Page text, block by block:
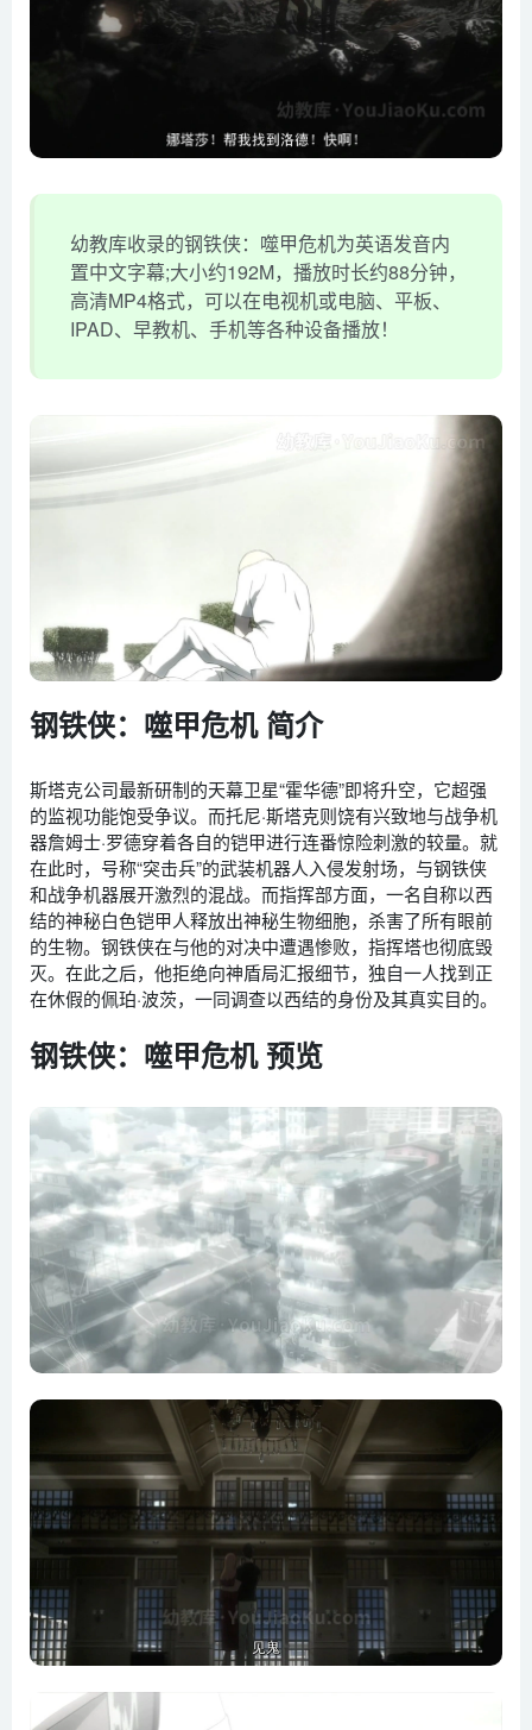
幼教库收录的钢铁侠：噬甲危机为英语发音内
置中文字幕;大小约192M，播放时长约88分钟，
高清MP4格式，可以在电视机或电脑、平板、
IPAD、早教机、手机等各种设备播放！
钢铁侠：噬甲危机 简介
斯塔克公司最新研制的天幕卫星“霍华德”即将升空，它超强
的监视功能饱受争议。而托尼·斯塔克则饶有兴致地与战争机
器詹姆士·罗德穿着各自的铠甲进行连番惊险刺激的较量。就
在此时，号称“突击兵”的武装机器人入侵发射场，与钢铁侠
和战争机器展开激烈的混战。而指挥部方面，一名自称以西
结的神秘白色铠甲人释放出神秘生物细胞，杀害了所有眼前
的生物。钢铁侠在与他的对决中遭遇惨败，指挥塔也彻底毁
灭。在此之后，他拒绝向神盾局汇报细节，独自一人找到正
在休假的佩珀·波茨，一同调查以西结的身份及其真实目的。
钢铁侠：噬甲危机 预览